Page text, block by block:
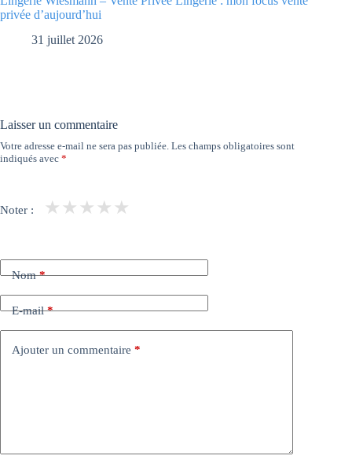
privée d’aujourd’hui
31 juillet 2026
Laisser un commentaire
Votre adresse e-mail ne sera pas publiée. Les champs obligatoires sont
indiqués avec *
Noter : ★
★
★
★
★
Nom*
E-mail*
Ajouter un commentaire *